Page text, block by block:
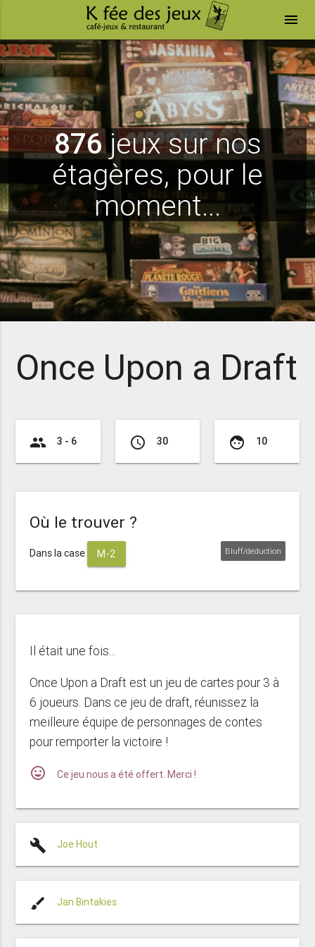
menu
876jeux sur nos
étagères, pour le
moment...
Once Upon a Draft
group 3 - 6 access_time 30 face 10
Où le trouver ?
Dans la case M-2 Bluff/déduction
Il était une fois...
Once Upon a Draft est un jeu de cartes pour 3 à
6 joueurs. Dans ce jeu de draft, réunissez la
meilleure équipe de personnages de contes
pour remporter la victoire !
mood Ce jeu nous a été offert. Merci !
build Joe Hout
brush Jan Bintakies